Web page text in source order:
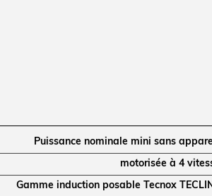
Puissance nominale mini sans
motorisée à 4
Gamme induction posable Tecnox